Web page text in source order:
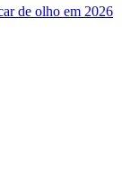
de olho em 2026